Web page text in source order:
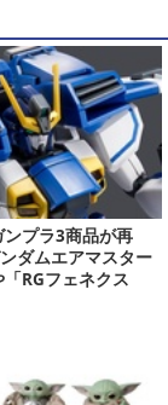
プラ3商品が再
ダムエアマスター
RGフェネクス
）」も